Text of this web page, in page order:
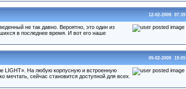
12-02-2009 07:39
не так давно. Вероятно, это один из
в последнее время. И вот его наше
05-02-2009 19:05
LIGHT». На любую корпусную и встроенную
сейчас становится доступной для всех.